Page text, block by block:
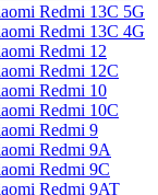
Redmi 13C 5G
Redmi 13C 4G
Redmi 12
Redmi 12C
Redmi 10
Redmi 10C
Redmi 9
Redmi 9A
Redmi 9C
Redmi 9AT